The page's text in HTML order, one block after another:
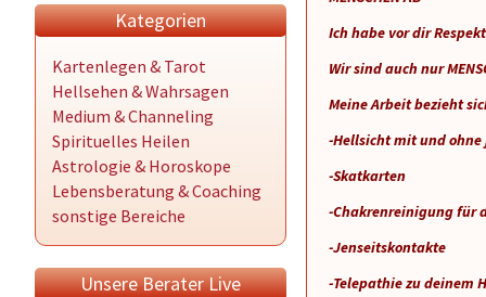
Kategorien
Kartenlegen & Tarot
Hellsehen & Wahrsagen
Medium & Channeling
Spirituelles Heilen
Astrologie & Horoskope
Lebensberatung & Coaching
sonstige Bereiche
Unsere Berater Live
Ich habe vor dir
Wir sind auch nur
Meine Arbeit bezieht
-Hellsicht mit und
-Skatkarten
-Chakrenreinigung für
-Jenseitskontakte
-Telepathie zu deinem